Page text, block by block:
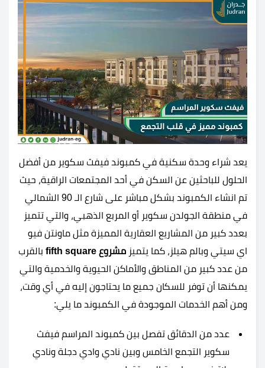
يعد شراء وحدة سكنية في كمبوند فيفث سكوير من أفضل
الحلول للباحثين عن السكن في أحد المجتمعات الراقية، حيث
تم انشاء الكمبوند بشكل مباشر على شارع الـ 90 الشمالي
في منطقة الجولدن سكوير أو المربع الذهبي، والتي تتميز
بعدد كبير من المشاريع العقارية المميزة مثل ماونتن فيو
اي سيتي وبالم هيلز، كما يتميز مشروع fifth square
بالقرب
من عدد كبير من المناطق والأماكن الحيوية والخدمية والتي
يمكنها أن توفر للسكان جميع ما يحتاجون إليه في أي وقت،
ومن أهم الخدمات الموجودة في الكمبوند ما يلي:
عدد من الدقائق تفصل بين كمبوند المراسم فيفث
سكوير التجمع الخامس وبين نادي وادي دجلة ونادي